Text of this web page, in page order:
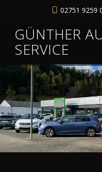
02751 9259
GÜNTHER
SERVICE